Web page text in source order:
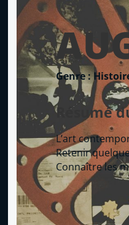
Genre :
Résumé
L’art
Retenir
Connaître les